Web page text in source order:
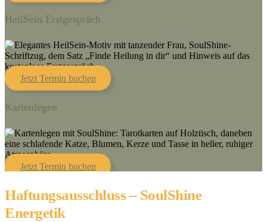
HeilSein Erstgespräch
Jetzt Termin buchen
Kartenlegen
Jetzt Termin buchen
Haftungsausschluss – SoulShine
Energetik